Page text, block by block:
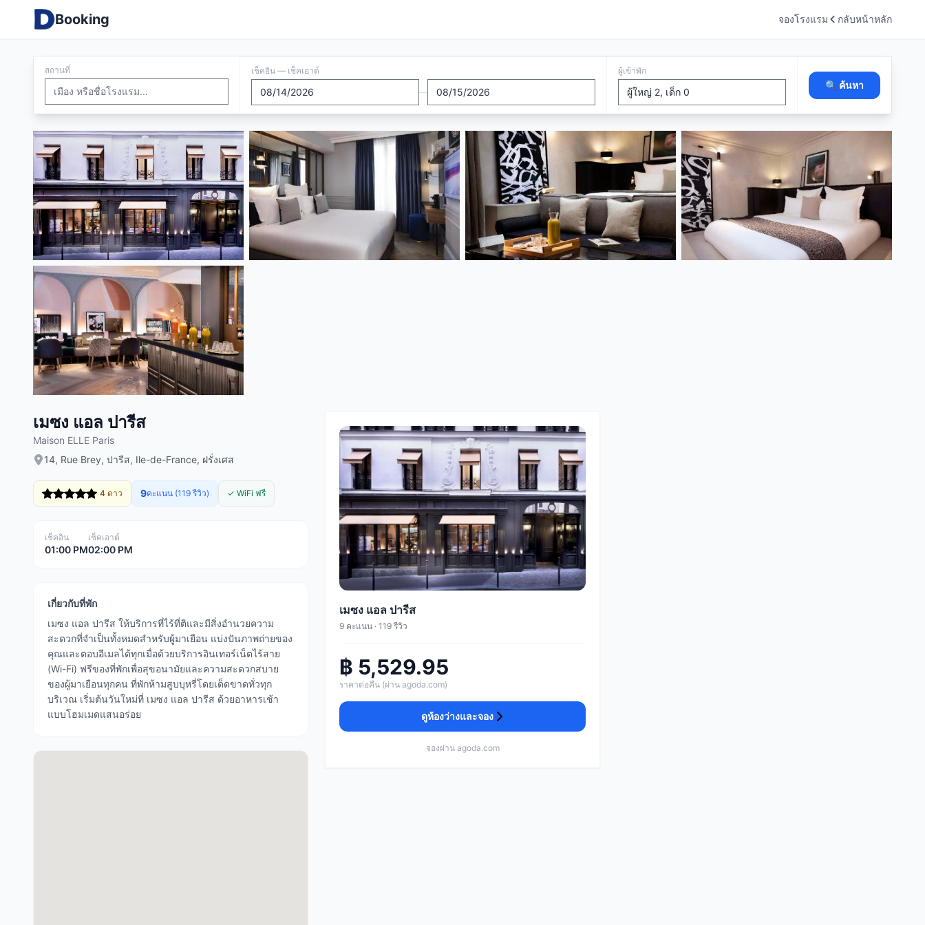
Booking จองโรงแรม กลับหน้าหลัก
สถานที่ เช็คอิน — เช็คเอาต์
—
ผู้เข้าพัก
🔍 ค้นหา
เมซง แอล ปารีส
Maison ELLE Paris
14, Rue Brey, ปารีส, Ile-de-France, ฝรั่งเศส
4 ดาว 9คะแนน (119 รีวิว) ✓ WiFi ฟรี
เช็คอิน
01:00 PM
เช็คเอาต์
02:00 PM
เกี่ยวกับที่พัก
เมซง แอล ปารีส ให้บริการที่ไร้ที่ติและมีสิ่งอำนวยความ
สะดวกที่จำเป็นทั้งหมดสำหรับผู้มาเยือน แบ่งปันภาพถ่ายของ
คุณและตอบอีเมลได้ทุกเมื่อด้วยบริการอินเทอร์เน็ตไร้สาย
(Wi-Fi) ฟรีของที่พักเพื่อสุขอนามัยและความสะดวกสบาย
ของผู้มาเยือนทุกคน ที่พักห้ามสูบบุหรี่โดยเด็ดขาดทั่วทุก
บริเวณ เริ่มต้นวันใหม่ที่ เมซง แอล ปารีส ด้วยอาหารเช้า
แบบโฮมเมดแสนอร่อย
เมซง แอล ปารีส
9 คะแนน · 119 รีวิว
฿ 5,529.95
ราคาต่อคืน (ผ่าน agoda.com)
ดูห้องว่างและจอง
จองผ่าน agoda.com